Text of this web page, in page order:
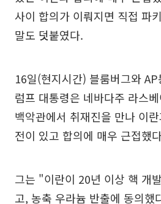
사이 합의가 이뤄지면 직접 파
말도 덧붙였다.
16일(현지시간) 블룸버그와
럼프 대통령은 네바다주 라스
백악관에서 취재진을 만나 이
전이 있고 합의에 매우 근접했
그는 "이란이 20년 이상 핵 개
고, 농축 우라늄 반출에 동의했